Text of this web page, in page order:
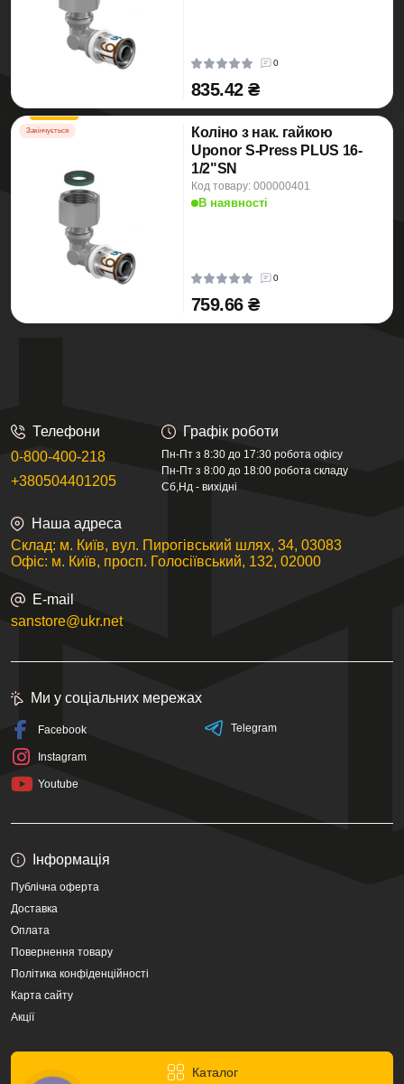
0
835.42 ₴
Закінчується
Коліно з нак. гайкою
Uponor S-Press PLUS 16-
1/2"SN
Код товару: 000000401
В наявності
0
759.66 ₴
Телефони
0-800-400-218
+380504401205
Графік роботи
Пн-Пт з 8:30 до 17:30 робота офісу
Пн-Пт з 8:00 до 18:00 робота складу
Сб,Нд - вихідні
Наша адреса
Склад: м. Київ, вул. Пирогівський шлях, 34, 03083
Офіс: м. Київ, просп. Голосіївський, 132, 02000
E-mail
sanstore@ukr.net
Інформація
Публічна оферта
Доставка
Оплата
Повернення товару
Політика конфіденційності
Карта сайту
Акції
Каталог
Ми у соціальних мережах
Facebook
Instagram
Youtube
Telegram